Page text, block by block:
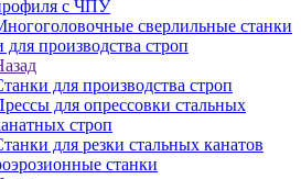
с ЧПУ
сверлильные станки
для производства строп
для производства строп
для опрессовки стальных
строп
для резки стальных канатов
станки